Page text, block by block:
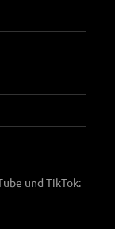
und TikTok: